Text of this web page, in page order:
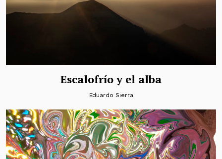
Escalofrío y el alba
Eduardo Sierra